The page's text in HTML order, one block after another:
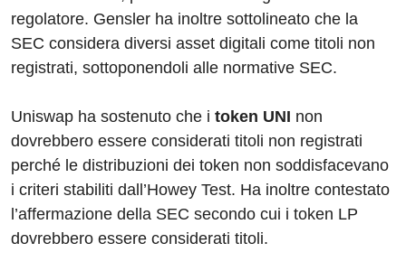
regolatore. Gensler ha inoltre sottolineato che la
SEC considera diversi asset digitali come titoli non
registrati, sottoponendoli alle normative SEC.
Uniswap ha sostenuto che i token UNI non
dovrebbero essere considerati titoli non registrati
perché le distribuzioni dei token non soddisfacevano
i criteri stabiliti dall’Howey Test. Ha inoltre contestato
l’affermazione della SEC secondo cui i token LP
dovrebbero essere considerati titoli.